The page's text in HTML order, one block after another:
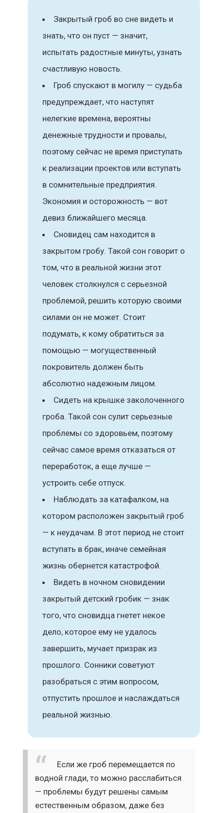
Закрытый гроб во сне видеть и
знать, что он пуст — значит,
испытать радостные минуты, узнать
счастливую новость.
Гроб спускают в могилу — судьба
предупреждает, что наступят
нелегкие времена, вероятны
денежные трудности и провалы,
поэтому сейчас не время приступать
к реализации проектов или вступать
в сомнительные предприятия.
Экономия и осторожность — вот
девиз ближайшего месяца.
Сновидец сам находится в
закрытом гробу. Такой сон говорит о
том, что в реальной жизни этот
человек столкнулся с серьезной
проблемой, решить которую своими
силами он не может. Стоит
подумать, к кому обратиться за
помощью — могущественный
покровитель должен быть
абсолютно надежным лицом.
Сидеть на крышке заколоченного
гроба. Такой сон сулит серьезные
проблемы со здоровьем, поэтому
сейчас самое время отказаться от
переработок, а еще лучше —
устроить себе отпуск.
Наблюдать за катафалком, на
котором расположен закрытый гроб
— к неудачам. В этот период не стоит
вступать в брак, иначе семейная
жизнь обернется катастрофой.
Видеть в ночном сновидении
закрытый детский гробик — знак
того, что сновидца гнетет некое
дело, которое ему не удалось
завершить, мучает призрак из
прошлого. Сонники советуют
разобраться с этим вопросом,
отпустить прошлое и наслаждаться
реальной жизнью.
Если же гроб перемещается по
водной глади, то можно расслабиться
— проблемы будут решены самым
естественным образом, даже без